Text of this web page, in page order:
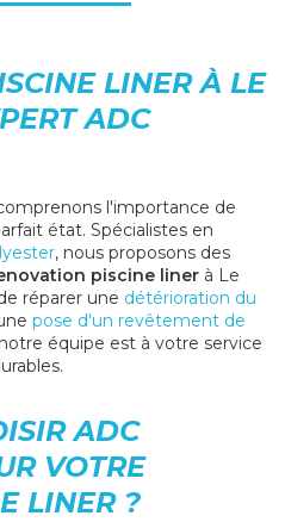
LINER À LE
ADC
l'importance de
état. Spécialistes en
, nous proposons des
piscine liner à Le
réparer une détérioration du
pose d'un revêtement de
équipe est à votre service
ADC
VOTRE
LINER ?